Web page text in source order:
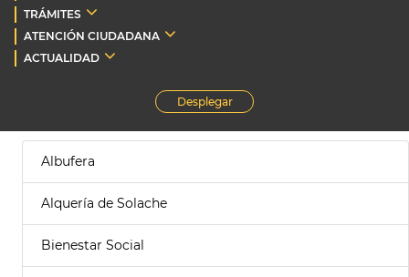
TRÁMITES
ATENCIÓN CIUDADANA
ACTUALIDAD
Desplegar
Albufera
Alquería de Solache
Bienestar Social